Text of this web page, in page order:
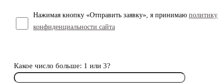
Нажимая кнопку «Отправить заявку», я принимаю политику
конфиденциальности сайта
Какое число больше: 1 или 3?